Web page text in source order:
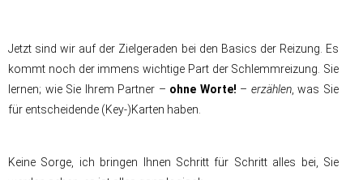
Jetzt sind wir auf der Zielgeraden bei den Basics der Reizung. Es
kommt noch der immens wichtige Part der Schlemmreizung. Sie
lernen; wie Sie Ihrem Partner – ohne Worte! – erzählen, was Sie
für entscheidende (Key-)Karten haben.
Keine Sorge, ich bringen Ihnen Schritt für Schritt alles bei, Sie